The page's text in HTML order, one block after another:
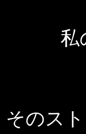
私
そのス